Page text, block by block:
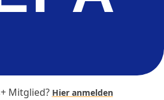
Mitglied? Hier anmelden